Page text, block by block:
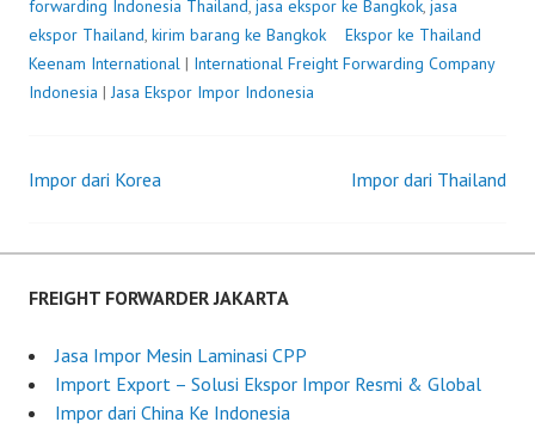
forwarding Indonesia Thailand, jasa ekspor ke Bangkok, jasa
ekspor Thailand, kirim barang ke Bangkok Ekspor ke Thailand
o
d
y
i
Keenam International | International Freight Forwarding Company
Indonesia |Jasa Ekspor Impor Indonesia
Post
navigation
Impor dari Korea Impor dari Thailand
FREIGHT FORWARDER JAKARTA
Jasa Impor Mesin Laminasi CPP
Import Export – Solusi Ekspor Impor Resmi & Global
Impor dari China Ke Indonesia